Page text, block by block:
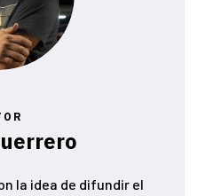
la idea de difundir el